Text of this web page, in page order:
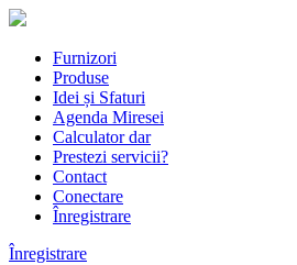
Furnizori
Produse
Idei și Sfaturi
Agenda Miresei
Calculator dar
Prestezi servicii?
Contact
Conectare
Înregistrare
Înregistrare